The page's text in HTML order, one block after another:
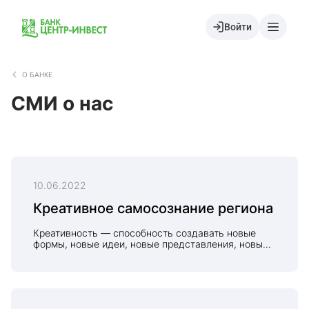
Войти
О БАНКЕ
СМИ о нас
10.06.2022
Креативное самосознание региона
Креативность — способность создавать новые
формы, новые идеи, новые представления, новые